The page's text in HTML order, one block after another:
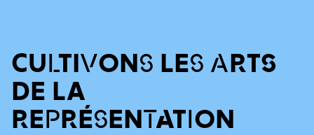
CULTIVONS LES ARTS
DE LA
REPRÉSENTATION